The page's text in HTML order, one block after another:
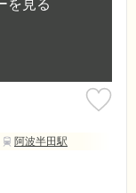
阿波半田駅